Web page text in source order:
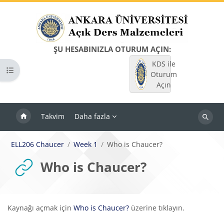
ŞU HESABINIZLA OTURUM AÇIN:
KDS ile
Oturum
Açın
Takvim Daha fazla
Dersleri
Kurs dizinini aç
ELL206 Chaucer Week 1 Who is Chaucer?
Who is Chaucer?
Tamamlama Gereklilikleri
Kaynağı açmak için Who is Chaucer? üzerine tıklayın.